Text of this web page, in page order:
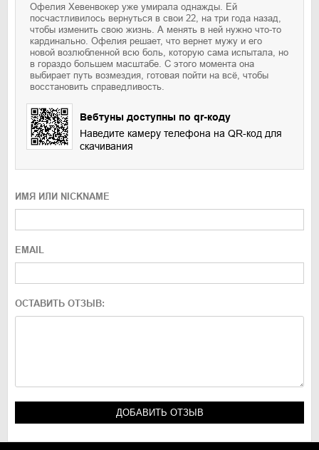
Офелия Хевенвокер уже умирала однажды. Ей
посчастливилось вернуться в свои 22, на три года назад,
чтобы изменить свою жизнь. А менять в ней нужно что-то
кардинально. Офелия решает, что вернет мужу и его
новой возлюбленной всю боль, которую сама испытала, но
в гораздо большем масштабе. С этого момента она
выбирает путь возмездия, готовая пойти на всё, чтобы
восстановить справедливость.
Вебтуны доступны по qr-коду
Наведите камеру телефона на QR-код для
скачивания
ИМЯ ИЛИ NICKNAME
EMAIL
ОСТАВИТЬ ОТЗЫВ: